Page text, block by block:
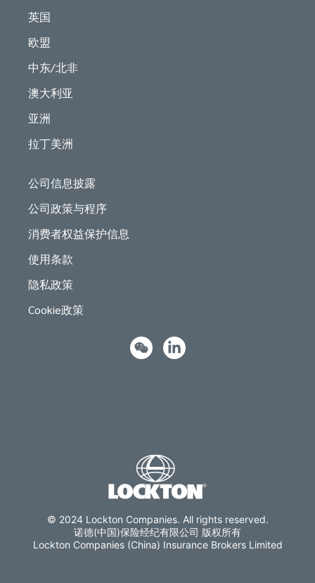
英国
欧盟
中东/北非
澳大利亚
亚洲
拉丁美洲
公司信息披露
公司政策与程序
消费者权益保护信息
使用条款
隐私政策
Cookie政策
© 2024 Lockton Companies. All rights reserved.
诺德(中国)保险经纪有限公司 版权所有
Lockton Companies (China) Insurance Brokers Limited